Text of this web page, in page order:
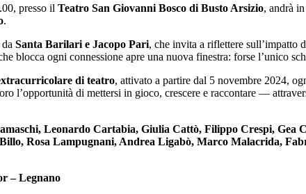
presso il Teatro San Giovanni Bosco di Busto Arsizio, andrà in
.
Santa Barilari e Jacopo Pari, che invita a riflettere sull’impatto
blocca ogni connessione apre una nuova finestra: forse l’unico
di teatro, attivato a partire dal 5 novembre 2024,
l’opportunità di mettersi in gioco, crescere e raccontare —
Leonardo Cartabia, Giulia Cattò, Filippo Crespi, Gea
Rosa Lampugnani, Andrea Ligabò, Marco Malacrida,
– Legnano